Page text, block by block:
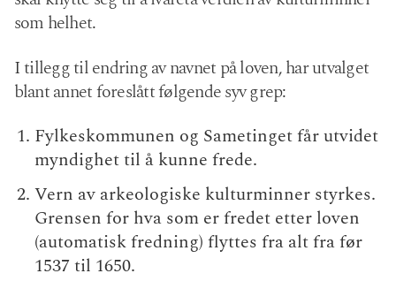
som helhet.
I tillegg til endring av navnet på loven, har utvalget
blant annet foreslått følgende syv grep:
Fylkeskommunen og Sametinget får utvidet
myndighet til å kunne frede.
Vern av arkeologiske kulturminner styrkes.
Grensen for hva som er fredet etter loven
(automatisk fredning) flyttes fra alt fra før
1537 til 1650.